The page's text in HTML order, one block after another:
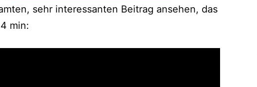
sehr interessanten Beitrag ansehen, das
min: